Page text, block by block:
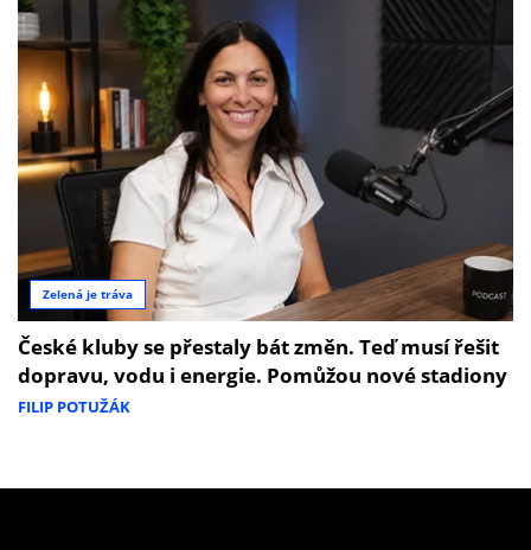
Zelená je tráva
České kluby se přestaly bát změn. Teď musí řešit
dopravu, vodu i energie. Pomůžou nové stadiony
FILIP POTUŽÁK